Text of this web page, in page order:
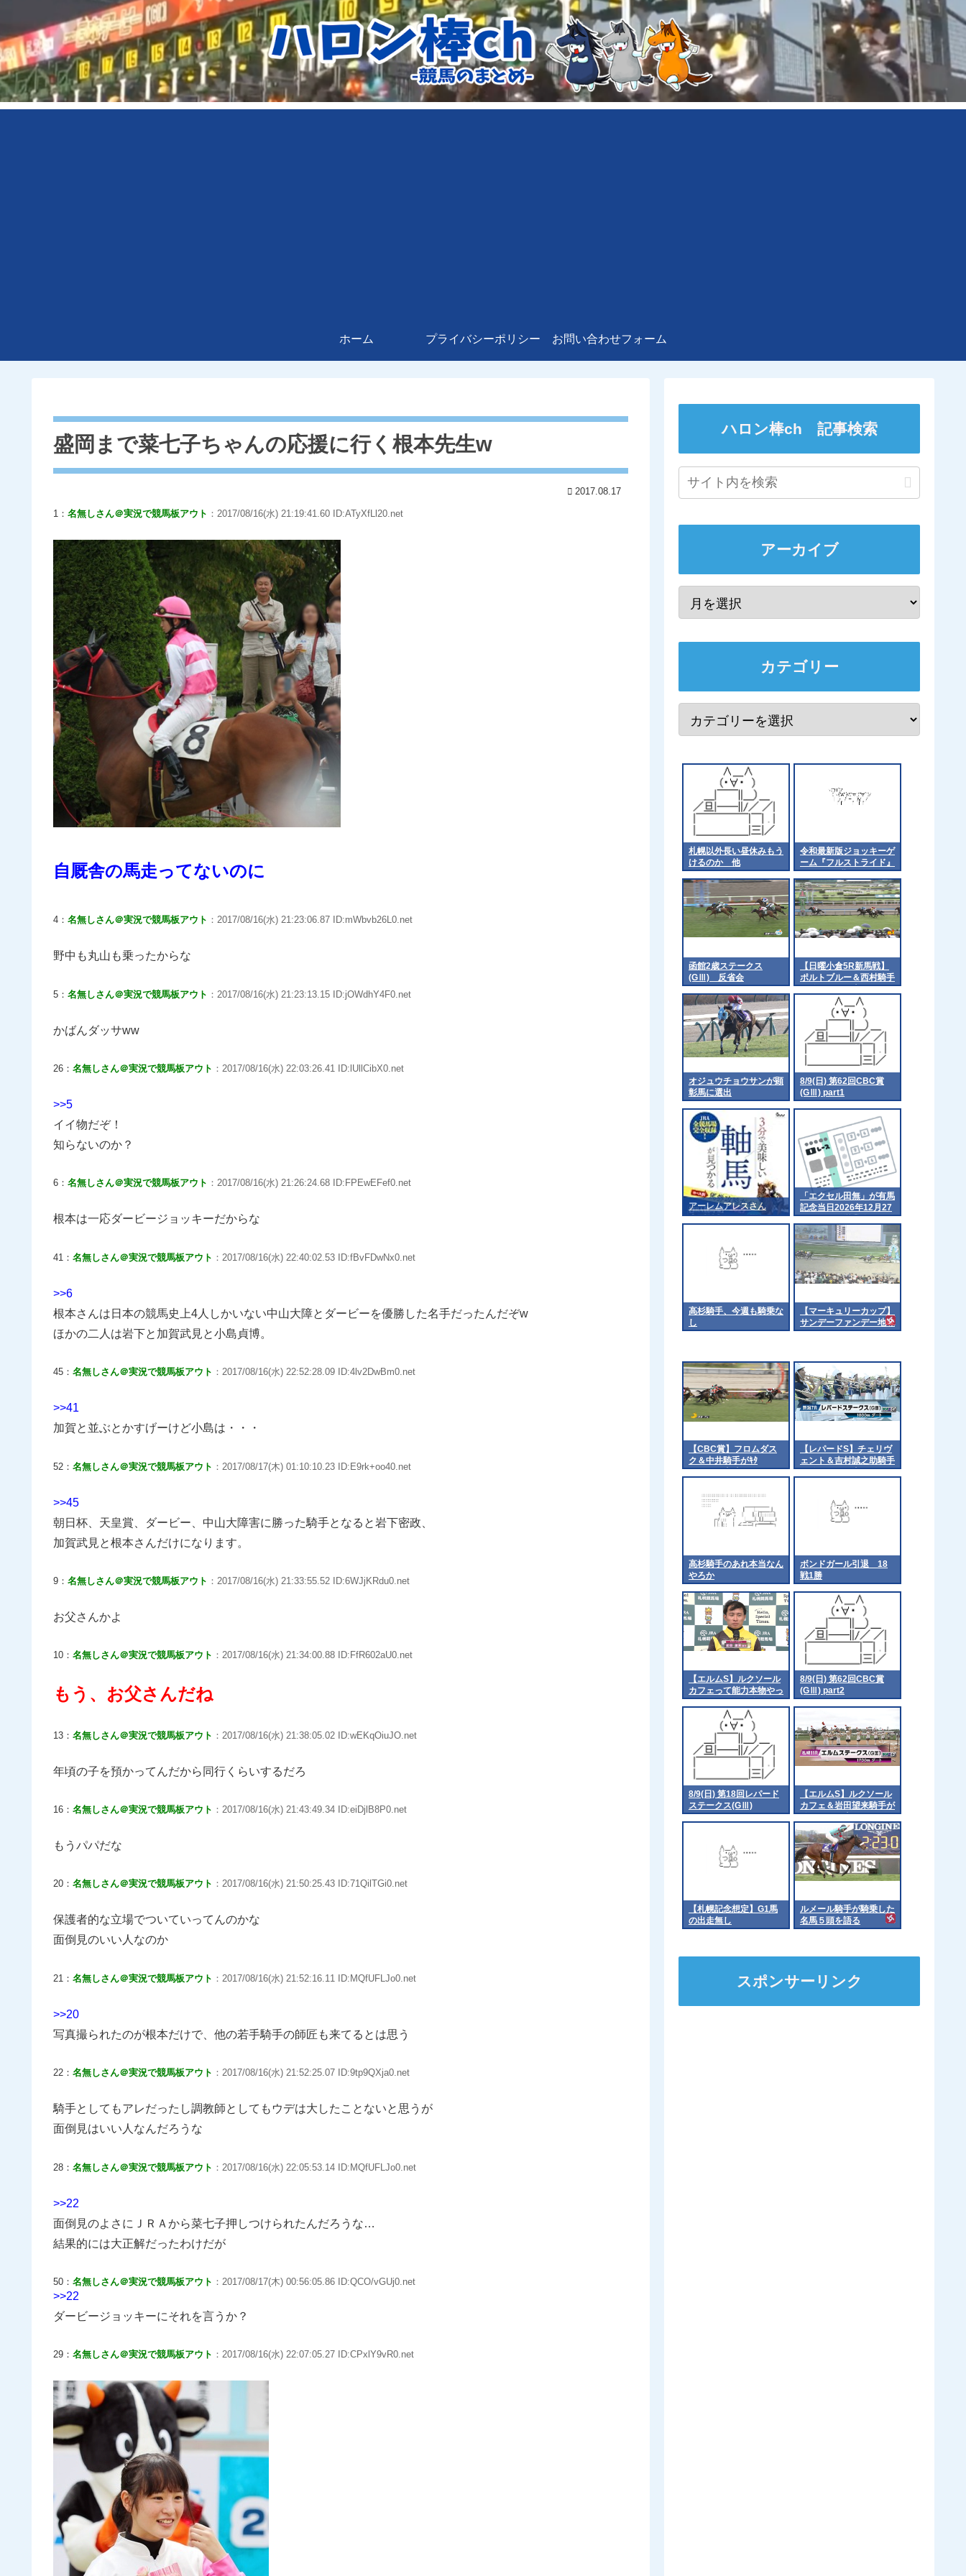
ホーム プライバシーポリシー お問い合わせフォーム
盛岡まで菜七子ちゃんの応援に行く根本先生w
2017.08.17
1： 名無しさん＠実況で競馬板アウト ：2017/08/16(水) 21:19:41.60 ID:ATyXfLl20.net
自厩舎の馬走ってないのに
4： 名無しさん＠実況で競馬板アウト ：2017/08/16(水) 21:23:06.87 ID:mWbvb26L0.net
野中も丸山も乗ったからな
5： 名無しさん＠実況で競馬板アウト ：2017/08/16(水) 21:23:13.15 ID:jOWdhY4F0.net
かばんダッサww
26： 名無しさん＠実況で競馬板アウト ：2017/08/16(水) 22:03:26.41 ID:lUllCibX0.net
>>5
イイ物だぞ！
知らないのか？
6： 名無しさん＠実況で競馬板アウト ：2017/08/16(水) 21:26:24.68 ID:FPEwEFef0.net
根本は一応ダービージョッキーだからな
41： 名無しさん＠実況で競馬板アウト ：2017/08/16(水) 22:40:02.53 ID:fBvFDwNx0.net
>>6
根本さんは日本の競馬史上4人しかいない中山大障とダービーを優勝した名手だったんだぞw
ほかの二人は岩下と加賀武見と小島貞博。
45： 名無しさん＠実況で競馬板アウト ：2017/08/16(水) 22:52:28.09 ID:4lv2DwBm0.net
>>41
加賀と並ぶとかすげーけど小島は・・・
52： 名無しさん＠実況で競馬板アウト ：2017/08/17(木) 01:10:10.23 ID:E9rk+oo40.net
>>45
朝日杯、天皇賞、ダービー、中山大障害に勝った騎手となると岩下密政、
加賀武見と根本さんだけになります。
9： 名無しさん＠実況で競馬板アウト ：2017/08/16(水) 21:33:55.52 ID:6WJjKRdu0.net
お父さんかよ
10： 名無しさん＠実況で競馬板アウト ：2017/08/16(水) 21:34:00.88 ID:FfR602aU0.net
もう、お父さんだね
13： 名無しさん＠実況で競馬板アウト ：2017/08/16(水) 21:38:05.02 ID:wEKqOiuJO.net
年頃の子を預かってんだから同行くらいするだろ
16： 名無しさん＠実況で競馬板アウト ：2017/08/16(水) 21:43:49.34 ID:eiDjlB8P0.net
もうパパだな
20： 名無しさん＠実況で競馬板アウト ：2017/08/16(水) 21:50:25.43 ID:71QilTGi0.net
保護者的な立場でついていってんのかな
面倒見のいい人なのか
21： 名無しさん＠実況で競馬板アウト ：2017/08/16(水) 21:52:16.11 ID:MQfUFLJo0.net
>>20
写真撮られたのが根本だけで、他の若手騎手の師匠も来てるとは思う
22： 名無しさん＠実況で競馬板アウト ：2017/08/16(水) 21:52:25.07 ID:9tp9QXja0.net
騎手としてもアレだったし調教師としてもウデは大したことないと思うが
面倒見はいい人なんだろうな
28： 名無しさん＠実況で競馬板アウト ：2017/08/16(水) 22:05:53.14 ID:MQfUFLJo0.net
>>22
面倒見のよさにＪＲＡから菜七子押しつけられたんだろうな…
結果的には大正解だったわけだが
50： 名無しさん＠実況で競馬板アウト ：2017/08/17(木) 00:56:05.86 ID:QCO/vGUj0.net
>>22
ダービージョッキーにそれを言うか？
29： 名無しさん＠実況で競馬板アウト ：2017/08/16(水) 22:07:05.27 ID:CPxlY9vR0.net
ハロン棒ch 記事検索
アーカイブ
カテゴリー
札幌以外長い昼休みもう
けるのか 他
令和最新版ジョッキーゲ
ーム『フルストライド』
7月16日早期リリース！
函館2歳ステークス
(GⅢ) 反省会
【日曜小倉5R新馬戦】
ポルトブルー＆西村騎手
がｷﾀ━━━━(ﾟ
∀ﾟ)━━━━!!
オジュウチョウサンが顕
彰馬に選出
8/9(日) 第62回CBC賞
(GⅢ) part1
アーレムアレスさん
「エクセル田無」が有馬
記念当日2026年12月27
日をもって営業終了
高杉騎手、今週も騎乗な
し
【マーキュリーカップ】
サンデーファンデー地味
につよいよな
【CBC賞】フロムダス
ク＆中井騎手がｷﾀ
━━━━(ﾟ∀ﾟ)━━━━!!
【レパードS】チェリヴ
ェント＆吉村誠之助騎手
がｷﾀ━━━━(ﾟ
高杉騎手のあれ本当なん
やろか
ボンドガール引退 18
戦1勝
【エルムS】ルクソール
カフェって能力本物やっ
たんやなって 他
8/9(日) 第62回CBC賞
(GⅢ) part2
8/9(日) 第18回レパード
ステークス(GⅢ)
【エルムS】ルクソール
カフェ＆岩田望来騎手が
ｷﾀ━━━━(ﾟ
∀ﾟ)━━━━!!
【札幌記念想定】G1馬
の出走無し
ルメール騎手が騎乗した
名馬５頭を語る
スポンサーリンク